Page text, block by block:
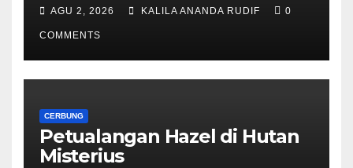
AGU 2, 2026 KALILA ANANDA RUDIF 0
COMMENTS
CERBUNG
Petualangan Hazel di Hutan
Misterius